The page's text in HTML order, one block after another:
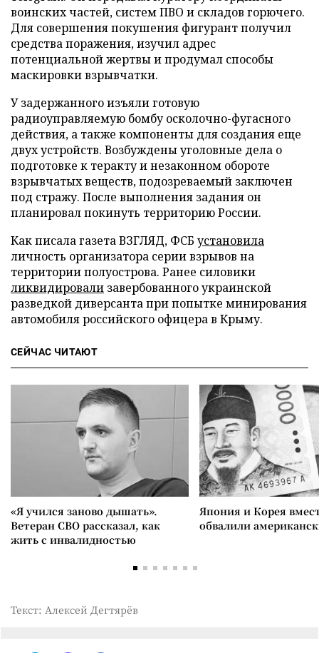
воинских частей, систем ПВО и складов горючего.
Для совершения покушения фигурант получил
средства поражения, изучил адрес
потенциальной жертвы и продумал способы
маскировки взрывчатки.
У задержанного изъяли готовую
радиоуправляемую бомбу осколочно-фугасного
действия, а также компоненты для создания еще
двух устройств. Возбуждены уголовные дела о
подготовке к теракту и незаконном обороте
взрывчатых веществ, подозреваемый заключен
под стражу. После выполнения задания он
планировал покинуть территорию России.
Как писала газета ВЗГЛЯД, ФСБ установила
личность организатора серии взрывов на
территории полуострова. Ранее силовики
ликвидировали завербованного украинской
разведкой диверсанта при попытке минирования
автомобиля российского офицера в Крыму.
СЕЙЧАС ЧИТАЮТ
«Я учился заново дышать».
Ветеран СВО рассказал, как
жить с инвалидностью
Япония и Корея
обвалили
Текст: Алексей Дегтярёв